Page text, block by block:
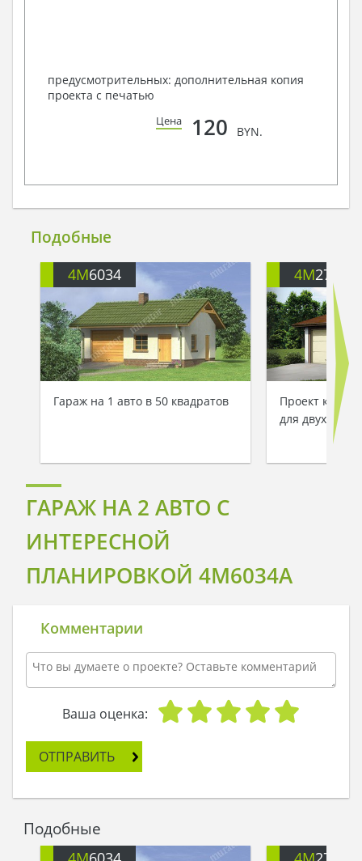
предусмотрительных: дополнительная копия
проекта с печатью
Цена 120 BYN.
Подобные
4M6034
Гараж на 1 авто в 50 квадратов
4M2751
Проект
для двух
ГАРАЖ НА 2 АВТО С
ИНТЕРЕСНОЙ
ПЛАНИРОВКОЙ 4M6034A
Комментарии
Ваша оценка:
ОТПРАВИТЬ
Подобные